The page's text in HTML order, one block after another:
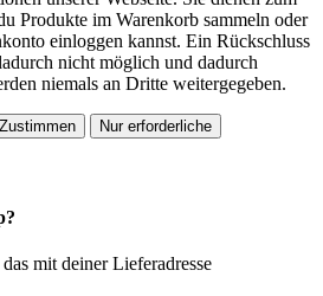
Produkte im Warenkorb sammeln oder
einloggen kannst. Ein Rückschluss
nicht möglich und dadurch
niemals an Dritte weitergegeben.
Zustimmen Nur erforderliche
das mit deiner Lieferadresse